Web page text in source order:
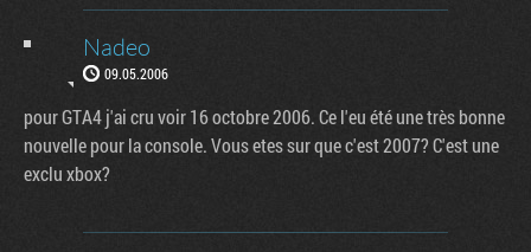
Nadeo
09.05.2006
pour GTA4 j'ai cru voir 16 octobre 2006. Ce l'eu été une très bonne
nouvelle pour la console. Vous etes sur que c'est 2007? C'est une
exclu xbox?